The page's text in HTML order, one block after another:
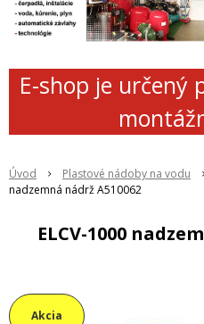
E-shop je určený
Úvod Plastové nádoby na vodu
nadzemná nádrž A510062
ELCV-1000
Akcia